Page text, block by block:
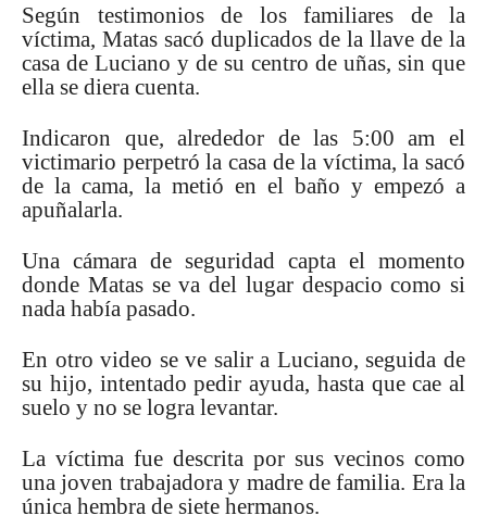
Según testimonios de los familiares de la
víctima, Matas sacó duplicados de la llave de la
casa de Luciano y de su centro de uñas, sin que
ella se diera cuenta.
Indicaron que, alrededor de las 5:00 am el
victimario perpetró la casa de la víctima, la sacó
de la cama, la metió en el baño y empezó a
apuñalarla.
Una cámara de seguridad capta el momento
donde Matas se va del lugar despacio como si
nada había pasado.
En otro video se ve salir a Luciano, seguida de
su hijo, intentado pedir ayuda, hasta que cae al
suelo y no se logra levantar.
La víctima fue descrita por sus vecinos como
una joven trabajadora y madre de familia. Era la
única hembra de siete hermanos.